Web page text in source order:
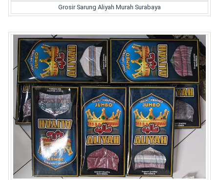
Grosir Sarung Aliyah Murah Surabaya